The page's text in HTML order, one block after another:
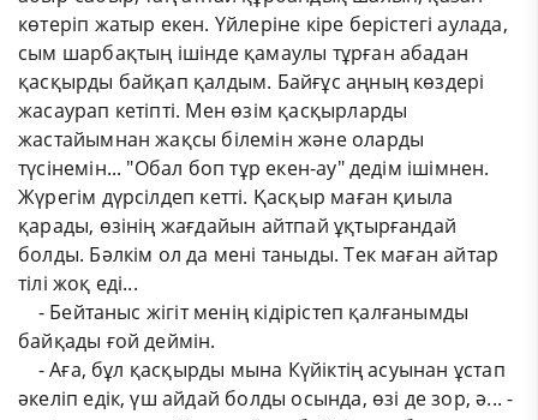
көтеріп жатыр екен. Үйлеріне кіре берістегі аулада,
сым шарбақтың ішінде қамаулы тұрған абадан
қасқырды байқап қалдым. Байғұс аңның көздері
жасаурап кетіпті. Мен өзім қасқырларды
жастайымнан жақсы білемін және оларды
түсінемін... "Обал боп тұр екен-ау" дедім ішімнен.
Жүрегім дүрсілдеп кетті. Қасқыр маған қиыла
қарады, өзінің жағдайын айтпай ұқтырғандай
болды. Бәлкім ол да мені таныды. Тек маған айтар
тілі жоқ еді...
​ ​ ​ ​ - Бейтаныс жігіт менің кідірістеп қалғанымды
байқады ғой деймін.
​ ​ ​ ​ - Аға, бұл қасқырды мына Күйіктің асуынан ұстап
әкеліп едік, үш айдай болды осында, өзі де зор, ә... -